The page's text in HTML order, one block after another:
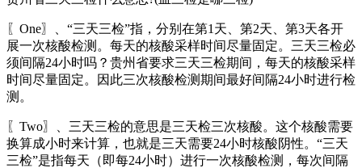
〖One〗、“三天三检”指，分别在第1天、第2天、第3天各开
展一次核酸检测。每天的核酸采样时间尽量固定。三天三检必
须间隔24小时吗？贵州省要求三天三检期间，每天的核酸采样
时间尽量固定。因此三次核酸检测期间最好间隔24小时进行检
测。
〖Two〗、三天三检的意思是三天检三次核酸。这个核酸需要
换算成小时来计算，也就是三天需要24小时核酸阴性。“三天
三检”是指每天（即每24小时）进行一次核酸检测，每次间隔